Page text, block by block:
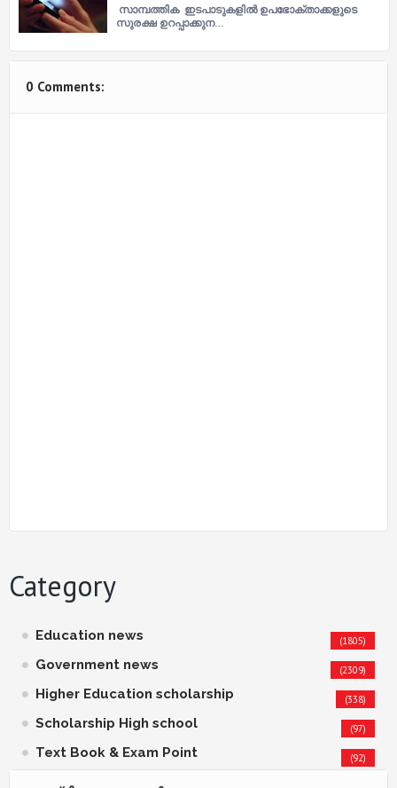
സാമ്പത്തിക ഇടപാടുകളില്‍ ഉപഭോക്താക്കളുടെ
സുരക്ഷ ഉറപ്പാക്കുന…
0 Comments:
Category
Education news (1805)
Government news (2309)
Higher Education scholarship (338)
Scholarship High school (97)
Text Book & Exam Point (92)